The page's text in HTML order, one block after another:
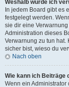
Weshalb wurde ich
In jedem Board gibt es
festgelegt werden.
sie dir eine
Administration dieses
Verwarnung zu tun hat.
sicher bist, wieso du
Nach oben
Wie kann ich Beiträge
Wenn ein